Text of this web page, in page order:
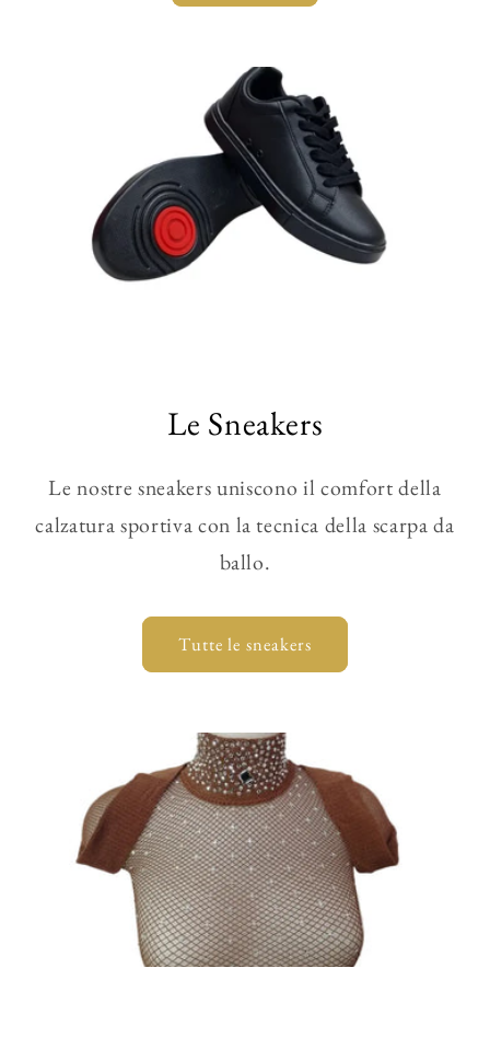
Le Sneakers
Le nostre sneakers uniscono il comfort della
calzatura sportiva con la tecnica della scarpa da
ballo.
Tutte le sneakers